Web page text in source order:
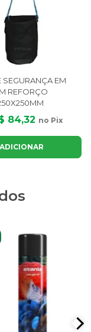
SEGURANÇA EM
REFORÇO
84,32 no Pix
ADICIONAR